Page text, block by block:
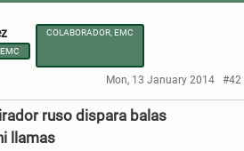
COLABORADOR, EMC
Mon, 13 January 2014 #42
ruso dispara balas
llamas